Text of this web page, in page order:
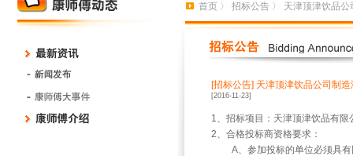
首页 〉 招标公告 〉 天津顶津饮品
[招标公告] 天津顶津饮品公司制
[2016-11-23]
1、招标项目：天津顶津饮品有
2、合格投标商资格要求：
A、参加投标的单位必须具